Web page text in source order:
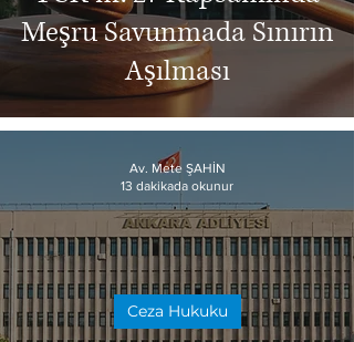
Meşru Savunmada Sınırın
Aşılması
Ceza Hukuku
Av. Mete ŞAHİN
13 dakikada okunur